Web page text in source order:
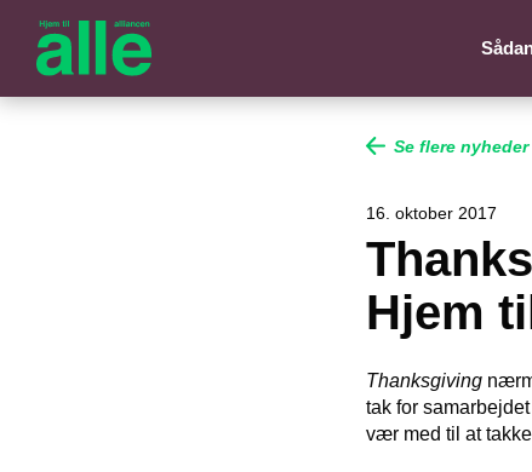
Se flere nyheder
16. oktober 2017
Hjem
Thanksgiving
tak for
vær med til at